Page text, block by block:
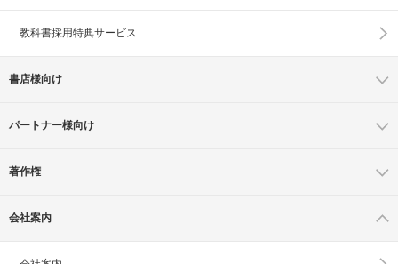
教科書採用特典サービス
書店様向け
パートナー様向け
著作権
会社案内